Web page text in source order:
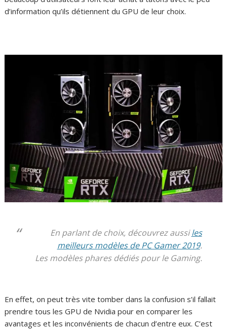
d’information qu’ils détiennent du GPU de leur choix.
En parlant de choix, découvrez aussiles
meilleurs modèles de PC Gamer 2019.
Les modèles phares dédiés pour le Gaming.
En effet, on peut très vite tomber dans la confusion s’il fallait
prendre tous les GPU de Nvidia pour en comparer les
avantages et les inconvénients de chacun d’entre eux. C’est